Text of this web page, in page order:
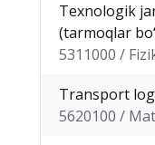
Texnologik
(tarmoqlar
5311000 /
Transport
5620100 /